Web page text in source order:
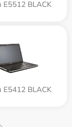
E5512 BLACK
E5412 BLACK